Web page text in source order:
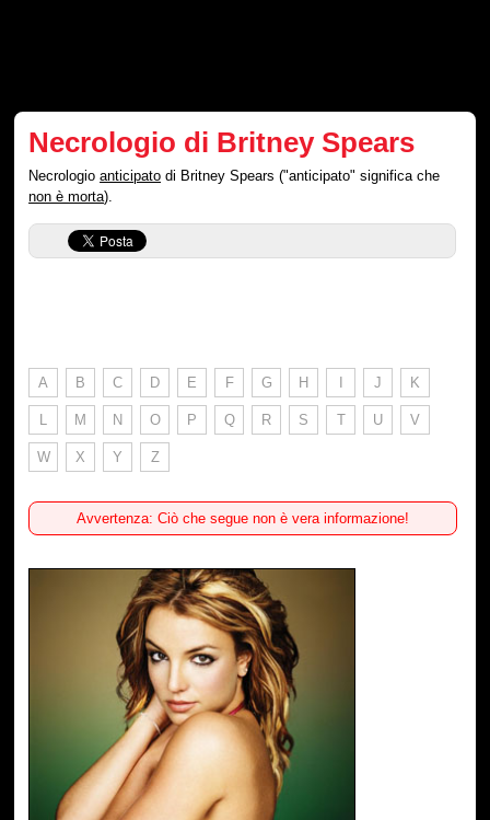
Necrologio di Britney Spears
Necrologioanticipato di Britney Spears ("anticipato" significa che
non è morta).
A B C D E F G H I J K
L M N O P Q R S T U V
W X Y Z
Avvertenza: Ciò che segue non è vera informazione!